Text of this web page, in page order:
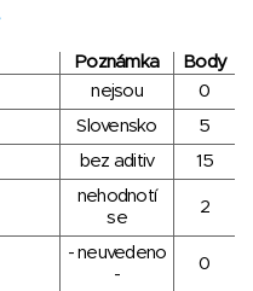
Poznámka
Body
nejsou
0
Slovensko
5
bez aditiv 15
nehodnotí
se
2
- neuvedeno
-
0